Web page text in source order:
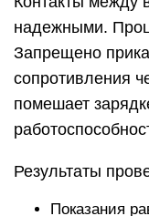
Заметное
без
есть ток
емкости
работа
своего
будет искажен.
схемах с
Поэтому при